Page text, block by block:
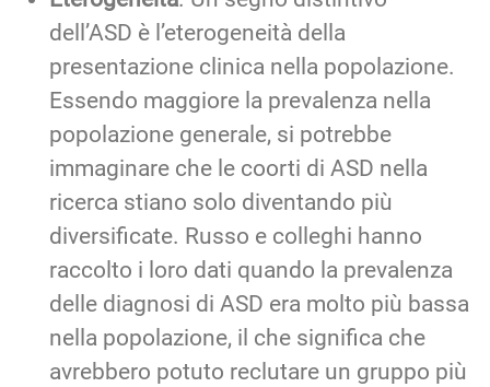
dell’ASD è l’eterogeneità della
presentazione clinica nella popolazione.
Essendo maggiore la prevalenza nella
popolazione generale, si potrebbe
immaginare che le coorti di ASD nella
ricerca stiano solo diventando più
diversificate. Russo e colleghi hanno
raccolto i loro dati quando la prevalenza
delle diagnosi di ASD era molto più bassa
nella popolazione, il che significa che
avrebbero potuto reclutare un gruppo più